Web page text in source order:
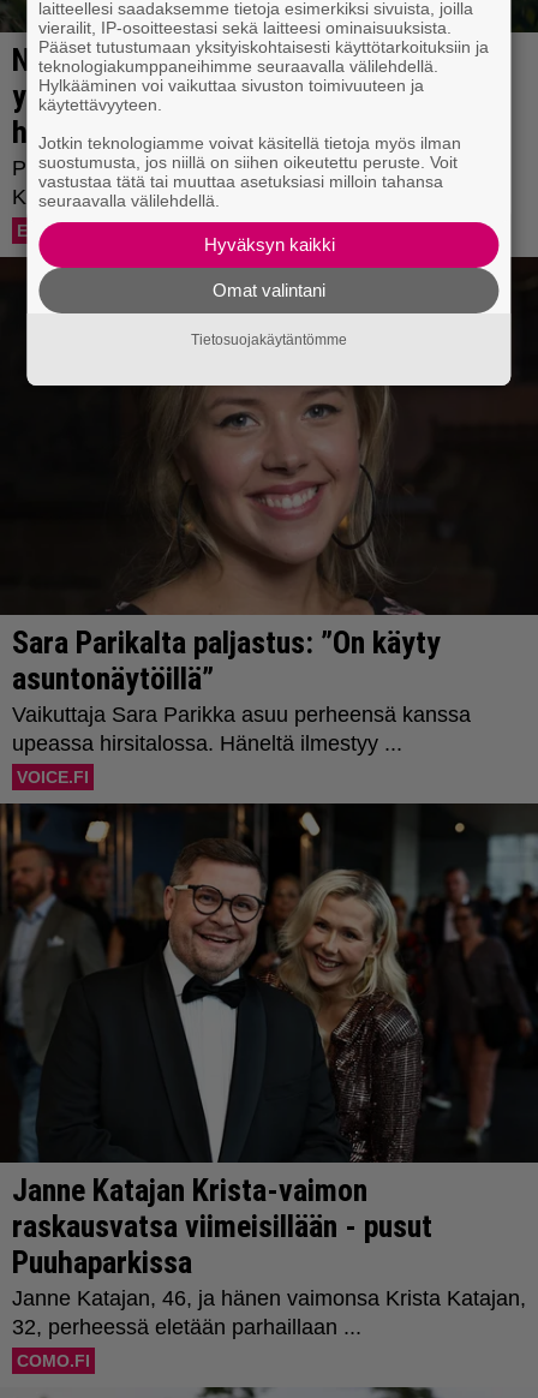
laitteellesi saadaksemme tietoja esimerkiksi sivuista, joilla
vierailit, IP-osoitteestasi sekä laitteesi ominaisuuksista.
Pääset tutustumaan yksityiskohtaisesti käyttötarkoituksiin ja
teknologiakumppaneihimme seuraavalla välilehdellä.
Hylkääminen voi vaikuttaa sivuston toimivuuteen ja
käytettävyyteen.
Jotkin teknologiamme voivat käsitellä tietoja myös ilman
suostumusta, jos niillä on siihen oikeutettu peruste. Voit
vastustaa tätä tai muuttaa asetuksiasi milloin tahansa
seuraavalla välilehdellä.
Hyväksyn kaikki
Omat valintani
Tietosuojakäytäntömme